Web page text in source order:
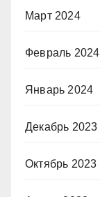
Март 2024
Февраль 2024
Январь 2024
Декабрь 2023
Октябрь 2023